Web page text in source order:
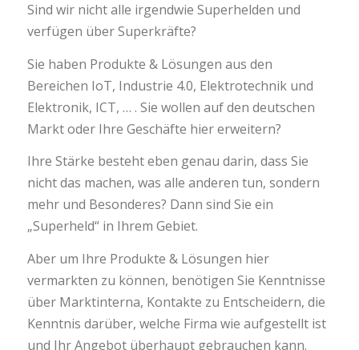
Sind wir nicht alle irgendwie Superhelden und
verfügen über Superkräfte?
Sie haben Produkte & Lösungen aus den
Bereichen IoT, Industrie 4.0, Elektrotechnik und
Elektronik, ICT, … . Sie wollen auf den deutschen
Markt oder Ihre Geschäfte hier erweitern?
Ihre Stärke besteht eben genau darin, dass Sie
nicht das machen, was alle anderen tun, sondern
mehr und Besonderes? Dann sind Sie ein
„Superheld“ in Ihrem Gebiet.
Aber um Ihre Produkte & Lösungen hier
vermarkten zu können, benötigen Sie Kenntnisse
über Marktinterna, Kontakte zu Entscheidern, die
Kenntnis darüber, welche Firma wie aufgestellt ist
und Ihr Angebot überhaupt gebrauchen kann.